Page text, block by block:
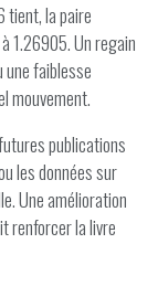
tient, la paire
1.26905. Un regain
faiblesse
mouvement.
publications
les données sur
Une amélioration
renforcer la livre